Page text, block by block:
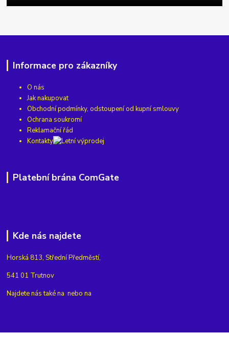
Informace pro zákazníky
O nás
Jak nakupovat
Obchodní podmínky, odstoupení od kupní smlouvy
Ochrana soukromí
Reklamační řád
Kontakty
Platební brána ComGate
Kde nás najdete
Horská 813, Střední Předměstí,
541 01 Trutnov
Najdete nás také na nebo na